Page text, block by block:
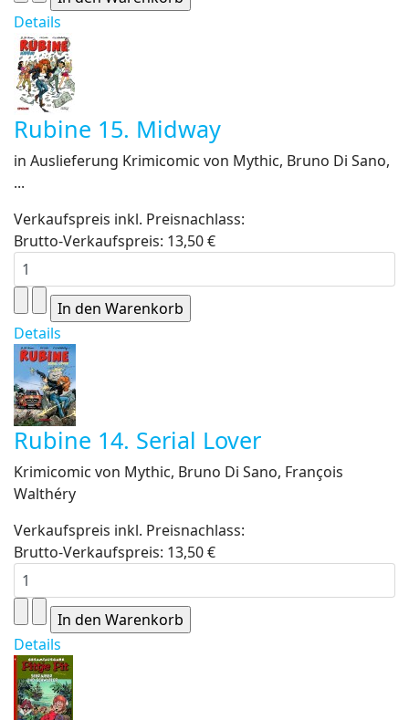
Details
Rubine 15. Midway
in Auslieferung Krimicomic von Mythic, Bruno Di Sano,
...
Verkaufspreis inkl. Preisnachlass:
Brutto-Verkaufspreis: 13,50 €
Details
Rubine 14. Serial Lover
Krimicomic von Mythic, Bruno Di Sano, François
Walthéry
Verkaufspreis inkl. Preisnachlass:
Brutto-Verkaufspreis: 13,50 €
Details